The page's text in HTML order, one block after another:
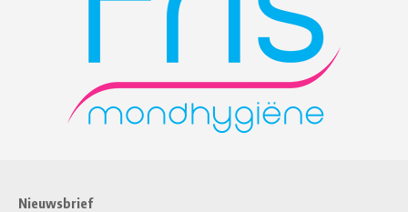
Nieuwsbrief